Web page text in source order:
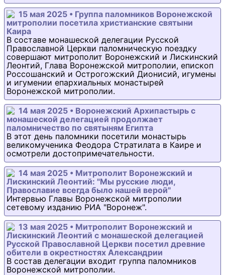
15 мая 2025 • Группа паломников Воронежской
митрополии посетила христианские святыни
Каира
В составе монашеской делегации Русской
Православной Церкви паломническую поездку
совершают митрополит Воронежский и Лискинский
Леонтий, Глава Воронежской митрополии, епископ
Россошанский и Острогожский Дионисий, игумены
и игумении епархиальных монастырей
Воронежской митрополии.
14 мая 2025 • Воронежский Архипастырь с
монашеской делегацией продолжает
паломничество по святыням Египта
В этот день паломники посетили монастырь
великомученика Феодора Стратилата в Каире и
осмотрели достопримечательности.
14 мая 2025 • Митрополит Воронежский и
Лискинский Леонтий: "Мы русские люди,
Православие всегда было нашей верой"
Интервью Главы Воронежской митрополии
сетевому изданию РИА "Воронеж".
13 мая 2025 • Митрополит Воронежский и
Лискинский Леонтий с монашеской делегацией
Русской Православной Церкви посетил древние
обители в окрестностях Александрии
В состав делегации входит группа паломников
Воронежской митрополии.